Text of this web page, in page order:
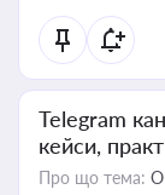
Telegram
кейси,
Про що тема: